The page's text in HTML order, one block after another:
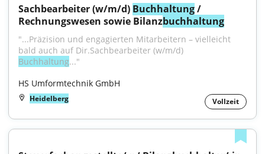
Sachbearbeiter (w/m/d) Buchhaltung /
Rechnungswesen sowie Bilanzbuchhaltung
"...Präzision und engagierten Mitarbeitern – vielleicht
Buchhaltung..."
HS Umformtechnik GmbH
Heidelberg Vollzeit